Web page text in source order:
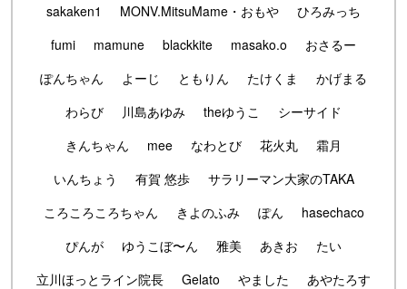
sakaken1
MONV.MitsuMame・おもや
ひろみっち
fumi
mamune blackkite masako.o
おさるー
ぽんちゃん
よーじ ともりん たけくま
かげまる
わらび
川島あゆみ theゆうこ
シーサイド
きんちゃん
mee なわとび 花火丸
霜月
いんちょう
有賀 悠歩
サラリーマン大家のTAKA
ころころころちゃん
きよのふみ ぽん
hasechaco
ぴんが
ゆうこぼ〜ん 雅美 あきお
たい
立川ほっとライン院長
Gelato やました
あやたろす